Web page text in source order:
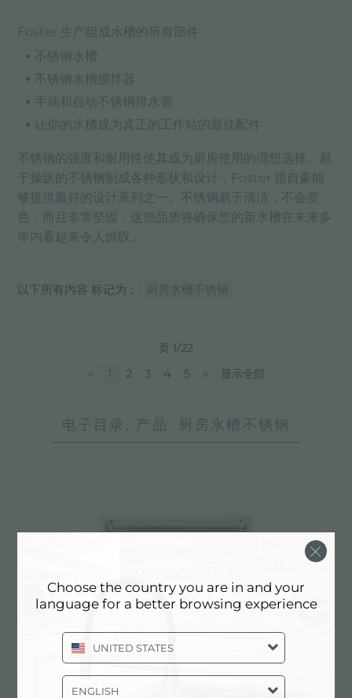
Foster 生产组成水槽的所有部件：
不锈钢水槽
不锈钢水槽搅拌器
手动和自动不锈钢排水管
让你的水槽成为真正的工作站的最佳配件
不锈钢的强度和耐用性使其成为厨房使用的理想选择。易
于操纵的不锈钢制成各种形状和设计，Foster 很自豪能
够提供最好的设计系列之一。不锈钢易于清洁，不会变
色，而且非常坚固，这些品质将确保您的新水槽在未来多
年内看起来令人惊叹。
以下所有内容 标记为： 厨房水槽不锈钢
页 1/22
«
1 2 3 4 5 » 显示全部
电子目录, 产品: 厨房水槽不锈钢
Choose the country you are in and your
language for a better browsing experience
UNITED STATES
ENGLISH